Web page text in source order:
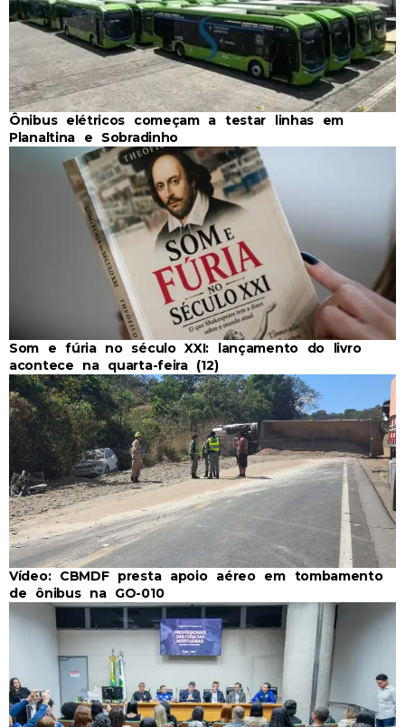
Ônibus elétricos começam a testar linhas em
Planaltina e Sobradinho
Som e fúria no século XXI: lançamento do livro
acontece na quarta-feira (12)
Vídeo: CBMDF presta apoio aéreo em tombamento
de ônibus na GO-010